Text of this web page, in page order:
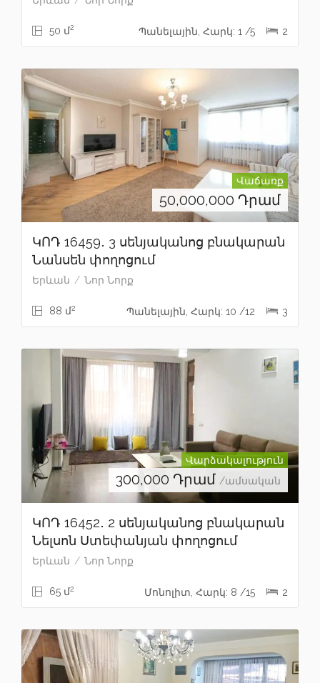
50 մ2 Պանելային, Հարկ: 1 /5 2
Վաճառք
50,000,000 Դրամ
ԿՈԴ 16459․ 3 սենյականոց բնակարան
Նանսեն փողոցում
Երևան Նոր Նորք
88 մ2 Պանելային, Հարկ: 10 /12 3
Վարձակալություն
300,000 Դրամ /ամսական
ԿՈԴ 16452․ 2 սենյականոց բնակարան
Նելսոն Ստեփանյան փողոցում
Երևան Նոր Նորք
65 մ2 Մոնոլիտ, Հարկ: 8 /15 2